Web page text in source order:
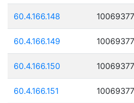
60.4.166.148
60.4.166.149
60.4.166.150
60.4.166.151